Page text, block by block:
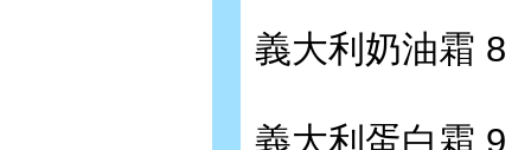
義大利奶油霜 8
義大利蛋白霜 9